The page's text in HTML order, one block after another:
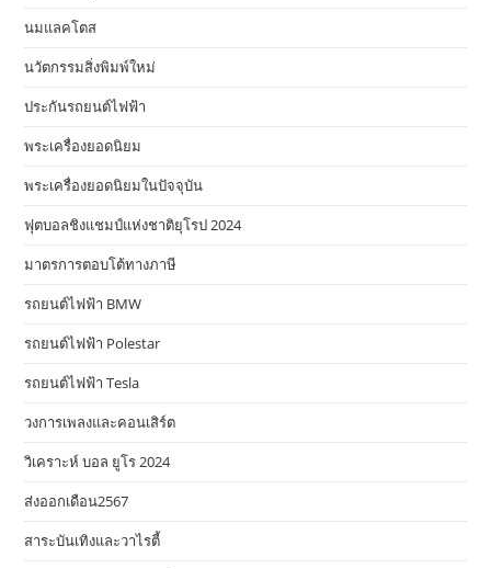
นมแลคโตส
นวัตกรรมสิ่งพิมพ์ใหม่
ประกันรถยนต์ไฟฟ้า
พระเครื่องยอดนิยม
พระเครื่องยอดนิยมในปัจจุบัน
ฟุตบอลชิงแชมป์แห่งชาติยุโรป 2024
มาตรการตอบโต้ทางภาษี
รถยนต์ไฟฟ้า BMW
รถยนต์ไฟฟ้า Polestar
รถยนต์ไฟฟ้า Tesla
วงการเพลงและคอนเสิร์ต
วิเคราะห์ บอล ยูโร 2024
ส่งออกเดือน2567
สาระบันเทิงและวาไรตี้